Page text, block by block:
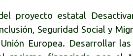
proyecto estatal
Seguridad Social y
Europea. Desarrollar